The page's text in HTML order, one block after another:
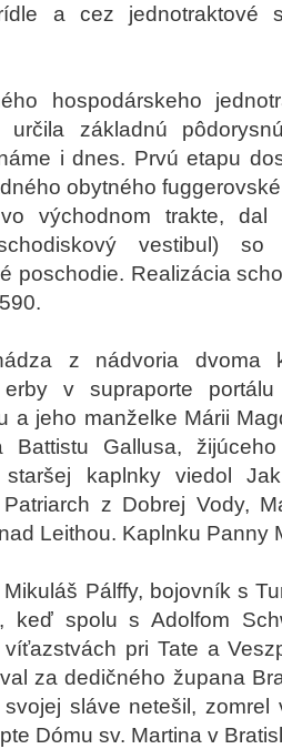
a cez jednotraktové
hospodárskeho
určila základnú
i dnes. Prvú etapu
obytného
východnom trakte, dal
vestibul) so
poschodie. Realizácia
z nádvoria dvoma
erby v supraporte
a jeho manželke Márii
Battistu Gallusa,
staršej kaplnky viedol
z Dobrej Vody,
Leithou. Kaplnku Panny
Pálffy, bojovník s
keď spolu s Adolfom
pri Tate a
za dedičného župana
sláve netešil,
Dómu sv. Martina v